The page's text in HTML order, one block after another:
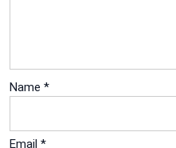
Name *
Email *